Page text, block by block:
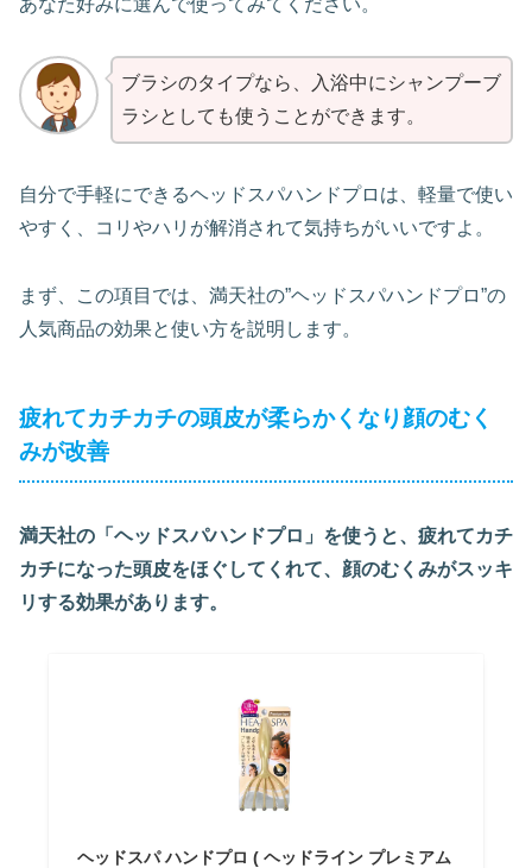
あなた好みに選んで使ってみてください。
ブラシのタイプなら、入浴中にシャンプーブ
ラシとしても使うことができます。
自分で手軽にできるヘッドスパハンドプロは、軽量で使い
やすく、コリやハリが解消されて気持ちがいいですよ。
まず、この項目では、満天社の”ヘッドスパハンドプロ”の
人気商品の効果と使い方を説明します。
疲れてカチカチの頭皮が柔らかくなり顔のむく
みが改善
満天社の「 ヘッドスパハンドプロ 」を使うと、疲れてカチ
カチになった頭皮をほぐしてくれて、顔のむくみがスッキ
リする効果があります。
ヘッドスパ ハンドプロ ( ヘッドライン プレミアム